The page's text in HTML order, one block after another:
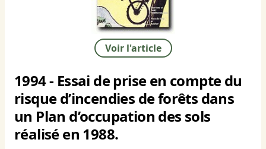
Voir l'article
1994 - Essai de prise en compte du
risque d’incendies de forêts dans
un Plan d’occupation des sols
réalisé en 1988.